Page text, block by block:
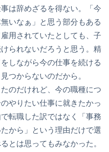
は辞めざるを得ない。「今
いなぁ」と思う部分もある
用されていたとしても、子
られないだろうと思う。精
しながら今の仕事を続ける
つからないのだから。
のだけれど、今の職種につ
やりたい仕事に就きたかっ
転職した訳ではなく「事務
から」という理由だけで選
とは思ってもみなかった。